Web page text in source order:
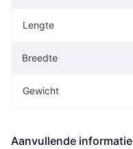
Lengte
Breedte
Gewicht
Aanvullende informatie